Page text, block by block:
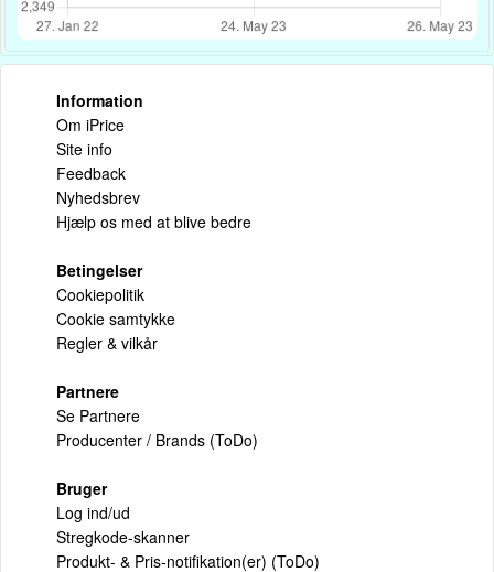
Information
Om iPrice
Site info
Feedback
Nyhedsbrev
Hjælp os med at blive bedre
Betingelser
Cookiepolitik
Cookie samtykke
Regler & vilkår
Partnere
Se Partnere
Producenter / Brands (ToDo)
Bruger
Log ind/ud
Stregkode-skanner
Produkt- & Pris-notifikation(er) (ToDo)